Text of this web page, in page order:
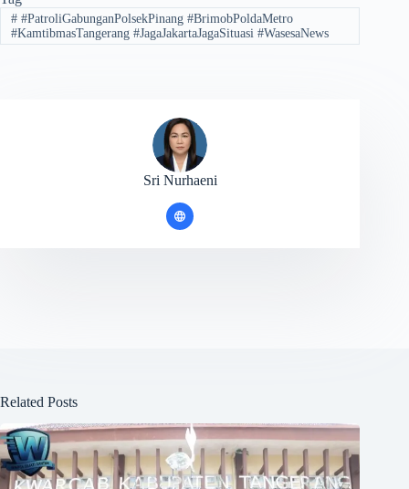
##PatroliGabunganPolsekPinang #BrimobPoldaMetro
#KamtibmasTangerang #JagaJakartaJagaSituasi #WasesaNews
Sri Nurhaeni
Related Posts